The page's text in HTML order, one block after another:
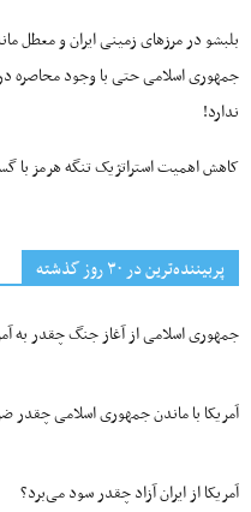
بلبشو در مرزهای زمینی ایران و معطل
جمهوری اسلامی حتی با وجود محاصره
ندارد!
کاهش اهمیت استراتژیک تنگه‌ هرمز با
پربیننده‌ترین‌ در ۳۰ روز گذشته
جمهوری اسلامی از آغاز جنگ چقدر به
آمریکا با ماندن جمهوری اسلامی چقدر
آمریکا از ایران آزاد چقدر سود می‌برد؟